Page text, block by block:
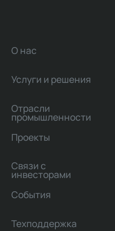
О нас
Услуги и решения
Отрасли
промышленности
Проекты
Связи с
инвесторами
События
Техподдержка